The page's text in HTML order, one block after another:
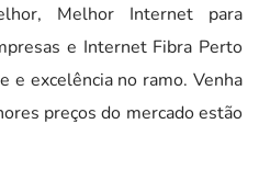
Melhor Internet para
e Internet Fibra Perto
e excelência no ramo. Venha
preços do mercado estão